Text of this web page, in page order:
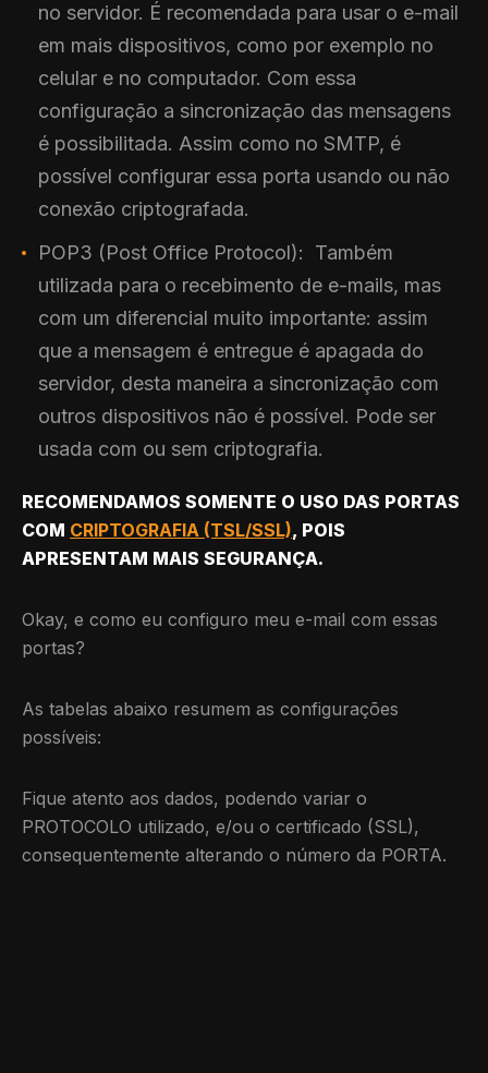
no servidor. É recomendada para usar o e-mail
em mais dispositivos, como por exemplo no
celular e no computador. Com essa
configuração a sincronização das mensagens
é possibilitada. Assim como no SMTP, é
possível configurar essa porta usando ou não
conexão criptografada.
POP3 (Post Office Protocol): Também
utilizada para o recebimento de e-mails, mas
com um diferencial muito importante: assim
que a mensagem é entregue é apagada do
servidor, desta maneira a sincronização com
outros dispositivos não é possível. Pode ser
usada com ou sem criptografia.
RECOMENDAMOS SOMENTE O USO DAS PORTAS
COM CRIPTOGRAFIA (TSL/SSL), POIS
APRESENTAM MAIS SEGURANÇA.
Okay, e como eu configuro meu e-mail com essas
portas?
As tabelas abaixo resumem as configurações
possíveis:
Fique atento aos dados, podendo variar o
PROTOCOLO utilizado, e/ou o certificado (SSL),
consequentemente alterando o número da PORTA.